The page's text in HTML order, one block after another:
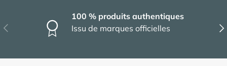
Précédent
100 % produits authentiques
Issu de marques officielles